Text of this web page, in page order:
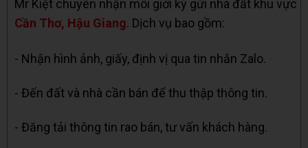
Mr Kiệt chuyên nhận môi giới ký gửi nhà đất khu vực
Cần Thơ, Hậu Giang. Dịch vụ bao gồm:
- Nhận hình ảnh, giấy, định vị qua tin nhắn Zalo.
- Đến đất và nhà cần bán để thu thập thông tin.
- Đăng tải thông tin rao bán, tư vấn khách hàng.